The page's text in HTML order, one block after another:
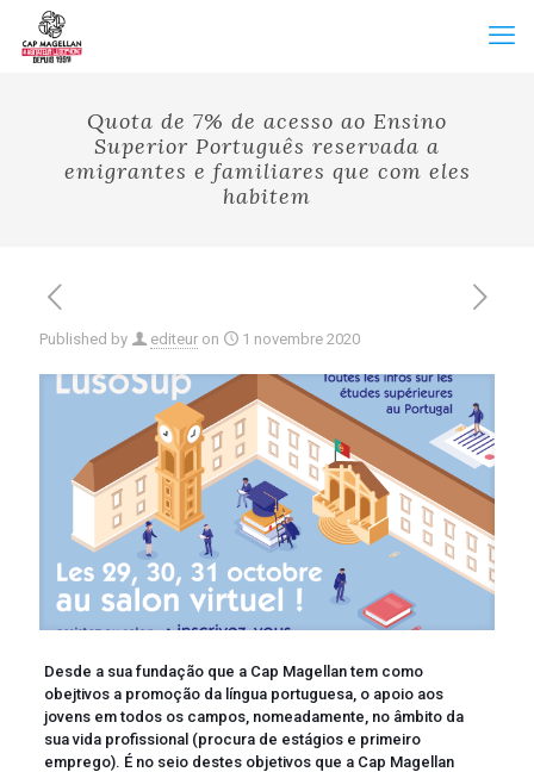
Quota de 7% de acesso ao Ensino
Superior Português reservada a
emigrantes e familiares que com eles
habitem
Published by editeur on 1 novembre 2020
Desde a sua fundação que a Cap Magellan tem como
obejtivos a promoção da língua portuguesa, o apoio aos
jovens em todos os campos, nomeadamente, no âmbito da
sua vida profissional (procura de estágios e primeiro
emprego). É no seio destes objetivos que a Cap Magellan